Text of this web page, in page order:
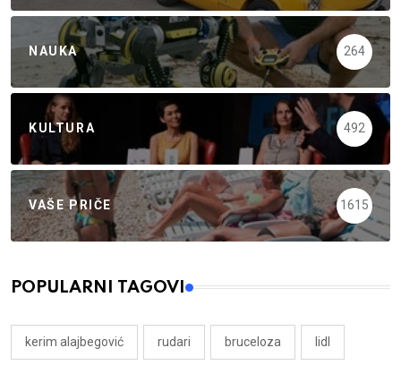
NAUKA 264
KULTURA 492
VAŠE PRIČE 1615
POPULARNI TAGOVI
kerim alajbegović rudari bruceloza lidl